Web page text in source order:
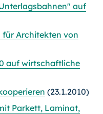
auf
für Architekten von
auf wirtschaftliche
(23.1.2010)
Parkett, Laminat,